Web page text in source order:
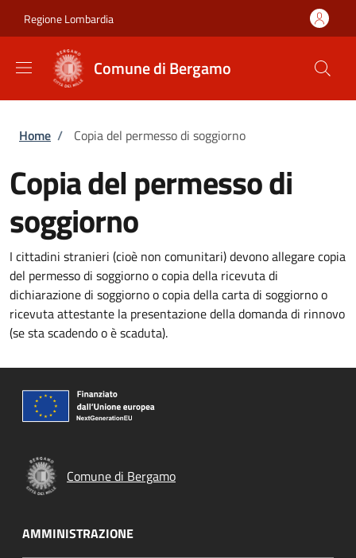
Regione Lombardia
Comune di Bergamo
Briciole di pane
Home / Copia del permesso di soggiorno
Copia del permesso di
soggiorno
I cittadini stranieri (cioè non comunitari) devono allegare copia
del permesso di soggiorno o copia della ricevuta di
dichiarazione di soggiorno o copia della carta di soggiorno o
ricevuta attestante la presentazione della domanda di rinnovo
(se sta scadendo o è scaduta).
Comune di Bergamo
AMMINISTRAZIONE